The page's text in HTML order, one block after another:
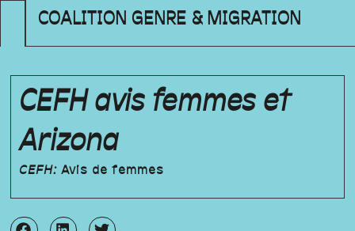
COALITION GENRE & MIGRATION
CEFH avis femmes et
Arizona
CEFH:Avis de femmes